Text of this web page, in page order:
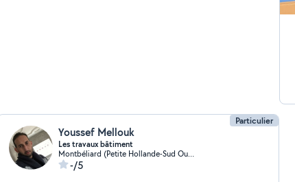
Particulier
Youssef Mellouk
Les travaux bâtiment
Montbéliard (Petite Hollande-Sud Ouest)
-/5